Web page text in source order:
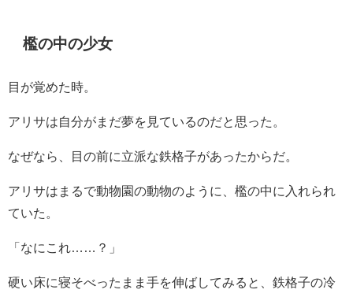
檻の中の少女
目が覚めた時。
アリサは自分がまだ夢を見ているのだと思った。
なぜなら、目の前に立派な鉄格子があったからだ。
アリサはまるで動物園の動物のように、檻の中に入れられ
ていた。
「なにこれ……？」
硬い床に寝そべったまま手を伸ばしてみると、鉄格子の冷